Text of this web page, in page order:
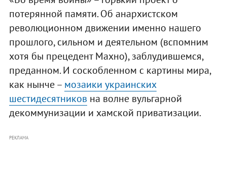
потерянной памяти. Об анархистском
революционном движении именно нашего
прошлого, сильном и деятельном (вспомним
хотя бы прецедент Махно), заблудившемся,
преданном. И соскобленном с картины мира,
как нынче – мозаики украинских
шестидесятников на волне вульгарной
декоммунизации и хамской приватизации.
РЕКЛАМА